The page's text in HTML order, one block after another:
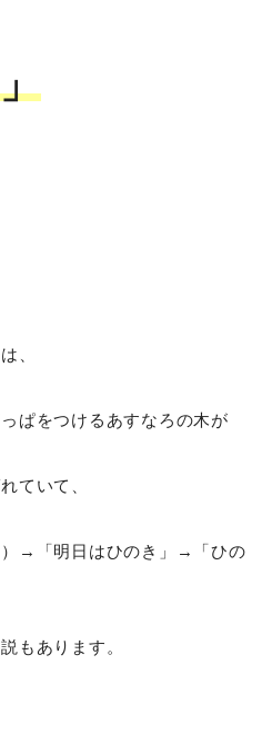
、
ぱをつけるあすなろの木が
ていて、
）→「明日はひのき」→「ひの
もあります。